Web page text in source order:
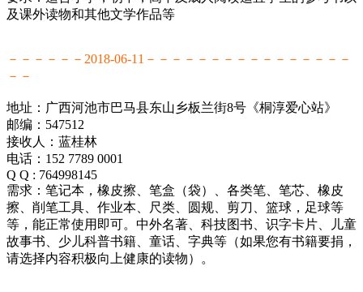
及课外读物和其他文学作品等
－－－－－－2018-06-11－－－－－－－－－－－－－－－－
－－
地址：广西河池市巴马县东山乡板兰街8号《桐淳爱心站》
邮编：547512
接收人：蓝桂林
电话：152 7789 0001
Q Q : 764998145
需求：笔记本，橡皮擦、笔盒（袋）、各类笔、笔芯、橡皮
擦、削笔工具、作业本、尺类、圆规、剪刀、篮球，足球等
等，能正常使用即可。中外名著、科技图书、识字卡片、儿童
故事书、少儿科普书籍、童话、字典等（如果您有书籍要捐，
请选择内容积极向上健康的读物）。